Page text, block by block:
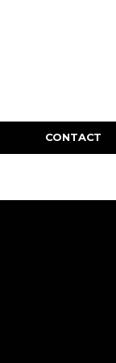
CONTACT